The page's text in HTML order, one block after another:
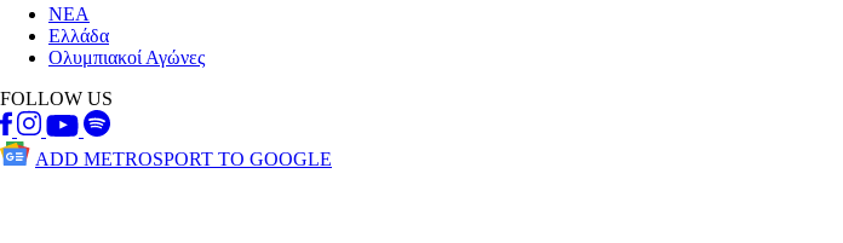
ΝΕΑ
Ελλάδα
Ολυμπιακοί Αγώνες
FOLLOW US
ADD METROSPORT TO GOOGLE